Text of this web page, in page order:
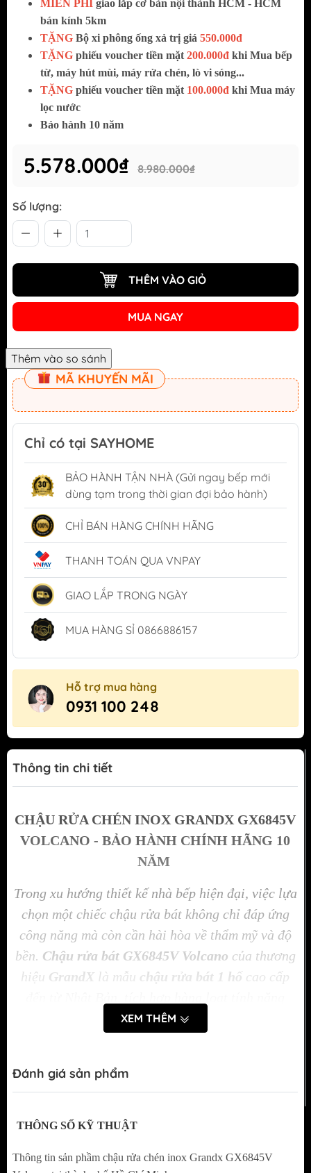
MIỄN PHÍ giao lắp cơ bản nội thành HCM - HCM
bán kính 5km
TẶNG Bộ xi phông ống xả trị giá 550.000đ
TẶNG phiếu voucher tiền mặt 200.000đ khi Mua bếp
từ, máy hút mùi, máy rửa chén, lò vi sóng...
TẶNG phiếu voucher tiền mặt 100.000đ khi Mua máy
lọc nước
Bảo hành 10 năm
5.578.000₫ 8.980.000₫
Số lượng:
THÊM VÀO GIỎ
MUA NGAY
MÃ KHUYẾN MÃI
Chỉ có tại SAYHOME
BẢO HÀNH TẬN NHÀ (Gửi ngay bếp mới
dùng tạm trong thời gian đợi bảo hành)
CHỈ BÁN HÀNG CHÍNH HÃNG
THANH TOÁN QUA VNPAY
GIAO LẮP TRONG NGÀY
MUA HÀNG SỈ 0866886157
Hỗ trợ mua hàng
0931 100 248
Thông tin chi tiết
CHẬU RỬA CHÉN INOX GRANDX GX6845V
VOLCANO - BẢO HÀNH CHÍNH HÃNG 10
NĂM
Trong xu hướng thiết kế nhà bếp hiện đại, việc lựa
chọn một chiếc chậu rửa bát không chỉ đáp ứng
công năng mà còn cần hài hòa về thẩm mỹ và độ
bền. Chậu rửa bát GX6845V Volcano của thương
hiệu GrandX là mẫu chậu rửa bát 1 hố cao cấp
thông minh, chất lượng vượt trội và thiết kế đậm
XEM THÊM
Đánh giá sản phẩm
THÔNG SỐ KỸ THUẬT
Thông tin sản phầm chậu rửa chén inox Grandx GX6845V